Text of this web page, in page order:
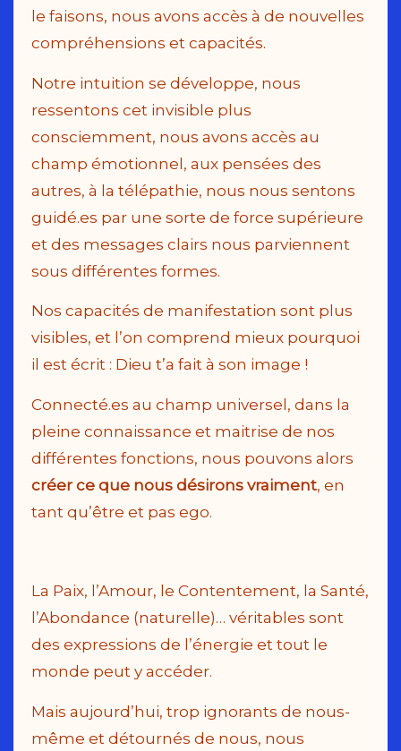
le faisons, nous avons accès à de nouvelles
compréhensions et capacités.
Notre intuition se développe, nous
ressentons cet invisible plus
consciemment, nous avons accès au
champ émotionnel, aux pensées des
autres, à la télépathie, nous nous sentons
guidé.es par une sorte de force supérieure
et des messages clairs nous parviennent
sous différentes formes.
Nos capacités de manifestation sont plus
visibles, et l’on comprend mieux pourquoi
il est écrit : Dieu t’a fait à son image !
Connecté.es au champ universel, dans la
pleine connaissance et maitrise de nos
différentes fonctions, nous pouvons alors
créer ce que nous désirons vraiment, en
tant qu’être et pas ego.
La Paix, l’Amour, le Contentement, la Santé,
l’Abondance (naturelle)… véritables sont
des expressions de l’énergie et tout le
monde peut y accéder.
Mais aujourd’hui, trop ignorants de nous-
même et détournés de nous, nous